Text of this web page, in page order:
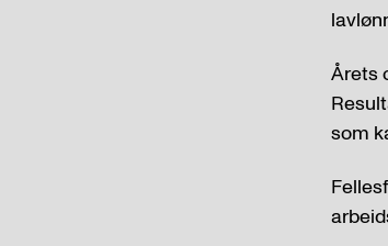
Årets
som